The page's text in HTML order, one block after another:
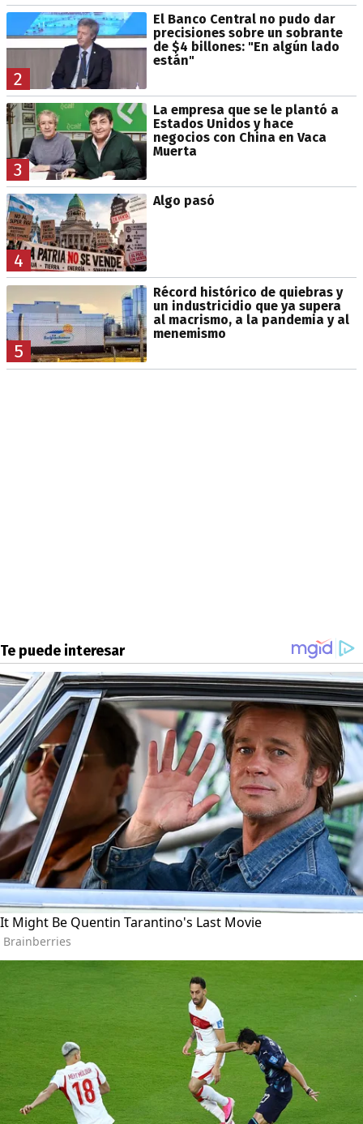
2
El Banco Central no pudo dar
precisiones sobre un sobrante
de $4 billones: "En algún lado
están"
3
La empresa que se le plantó a
Estados Unidos y hace
negocios con China en Vaca
Muerta
4
Algo pasó
5
Récord histórico de quiebras y
un industricidio que ya supera
al macrismo, a la pandemia y al
menemismo